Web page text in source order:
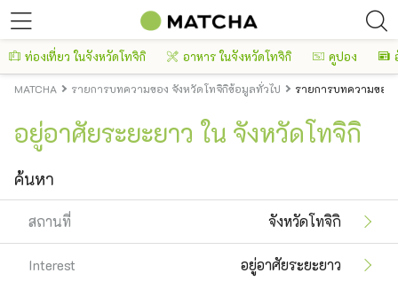
ท่องเที่ยว ในจังหวัดโทจิกิ อาหาร ในจังหวัดโทจิกิ คูปอง
MATCHA รายการบทความของ จังหวัดโทจิกิข้อมูลทั่วไป รายการบทความของ
อยู่อาศัยระยะยาว ใน จังหวัดโทจิกิ
ค้นหา
สถานที่ จังหวัดโทจิกิ
Interest อยู่อาศัยระยะยาว